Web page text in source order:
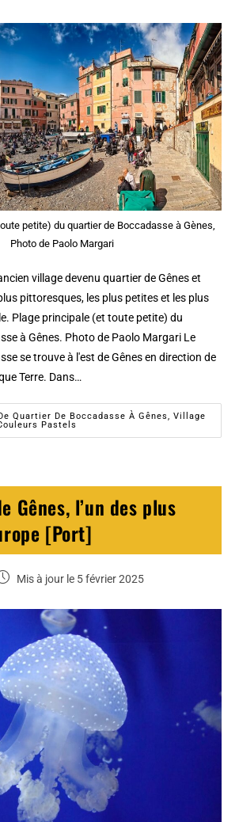
petite) du quartier de Boccadasse à Gènes,
Photo de Paolo Margari
village devenu quartier de Gênes et
pittoresques, les plus petites et les plus
Plage principale (et toute petite) du
à Gênes. Photo de Paolo Margari Le
se trouve à l'est de Gênes en direction de
Terre. Dans…
Quartier De Boccadasse À Gênes, Village
Pastels
Gênes, l’un des plus
[Port]
Mis à jour le 5 février 2025